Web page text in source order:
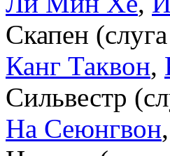
Скапен
Канг Таквон,
Сильвестр
На Сеюнгвон,